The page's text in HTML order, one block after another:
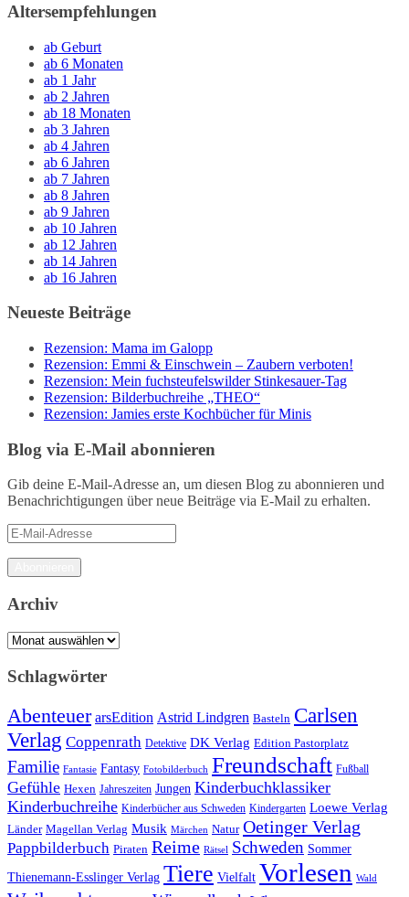
Altersempfehlungen
ab Geburt
ab 6 Monaten
ab 1 Jahr
ab 2 Jahren
ab 18 Monaten
ab 3 Jahren
ab 4 Jahren
ab 6 Jahren
ab 7 Jahren
ab 8 Jahren
ab 9 Jahren
ab 10 Jahren
ab 12 Jahren
ab 14 Jahren
ab 16 Jahren
Neueste Beiträge
Rezension: Mama im Galopp
Rezension: Emmi & Einschwein – Zaubern verboten!
Rezension: Mein fuchsteufelswilder Stinkesauer-Tag
Rezension: Bilderbuchreihe „THEO“
Rezension: Jamies erste Kochbücher für Minis
Blog via E-Mail abonnieren
Gib deine E-Mail-Adresse an, um diesen Blog zu abonnieren und
Benachrichtigungen über neue Beiträge via E-Mail zu erhalten.
E-
Mail-
Adresse
Archiv
Archiv
Schlagwörter
Abenteuer arsEdition Astrid Lindgren Basteln Carlsen
Verlag Coppenrath Detektive DK Verlag Edition Pastorplatz
Familie Fantasie Fantasy Fotobilderbuch Freundschaft Fußball
Gefühle Hexen Jahreszeiten Jungen Kinderbuchklassiker
Kinderbuchreihe Kinderbücher aus Schweden Kindergarten Loewe Verlag
Länder Magellan Verlag Musik Märchen Natur Oetinger Verlag
Pappbilderbuch Piraten Reime Rätsel Schweden Sommer
Thienemann-Esslinger Verlag Tiere Vielfalt Vorlesen Wald